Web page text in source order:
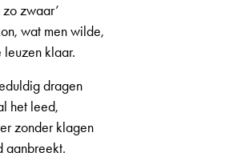
zwaar’
wat men wilde,
leuzen klaar.
dragen
het leed,
zonder klagen
aanbreekt.